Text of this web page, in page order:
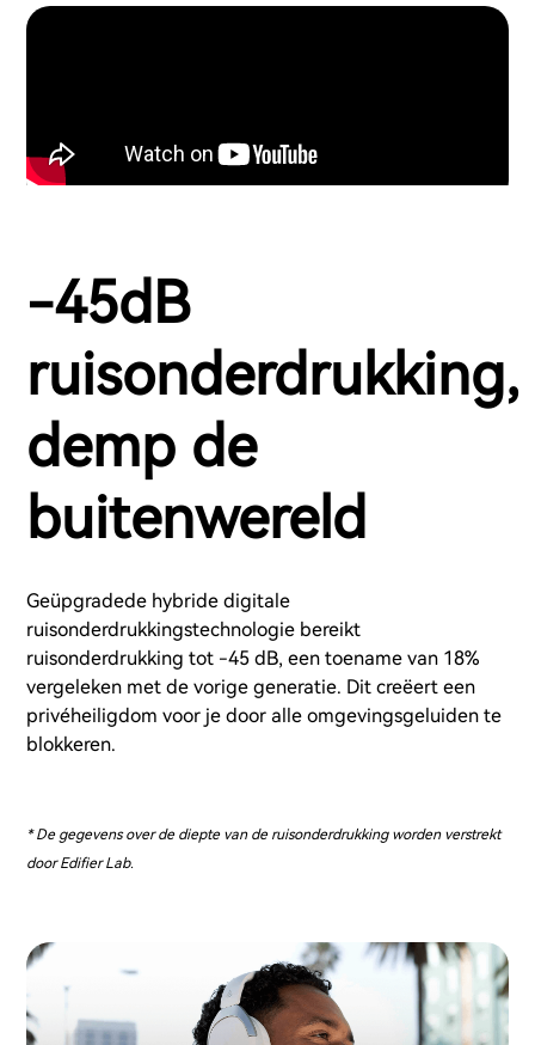
-45dB
ruisonderdrukking,
demp de
buitenwereld
Geüpgradede hybride digitale
ruisonderdrukkingstechnologie bereikt
ruisonderdrukking tot -45 dB, een toename van 18%
vergeleken met de vorige generatie. Dit creëert een
privéheiligdom voor je door alle omgevingsgeluiden te
blokkeren.
* De gegevens over de diepte van de ruisonderdrukking worden verstrekt
door Edifier Lab.